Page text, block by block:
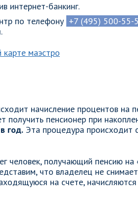
интернет-банкинг.
по телефону +7 (495) 500-55-
начисление процентов на
получить пенсионер при
в год. Эта процедура происходит
человек, получающий пенсию на
что владелец не
на счете,